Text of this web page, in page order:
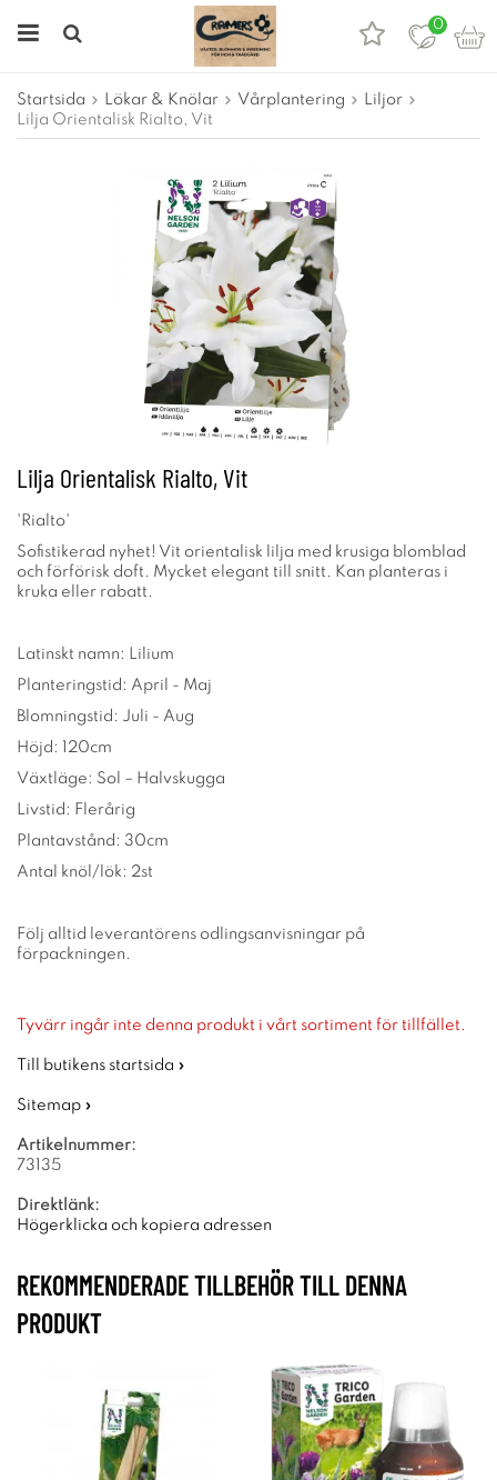
0
Startsida Lökar & Knölar Vårplantering
Liljor
Lilja Orientalisk Rialto, Vit
Lilja Orientalisk Rialto, Vit
'Rialto'
Sofistikerad nyhet! Vit orientalisk lilja med krusiga blomblad
och förförisk doft. Mycket elegant till snitt. Kan planteras i
kruka eller rabatt.
Latinskt namn: Lilium
Planteringstid: April - Maj
Blomningstid: Juli - Aug
Höjd: 120cm
Växtläge: Sol – Halvskugga
Livstid: Flerårig
Plantavstånd: 30cm
Antal knöl/lök: 2st
Följ alltid leverantörens odlingsanvisningar på
förpackningen.
Tyvärr ingår inte denna produkt i vårt sortiment för tillfället.
Till butikens startsida »
Sitemap »
Artikelnummer:
73135
Direktlänk:
Högerklicka och kopiera adressen
REKOMMENDERADE TILLBEHÖR TILL DENNA
PRODUKT